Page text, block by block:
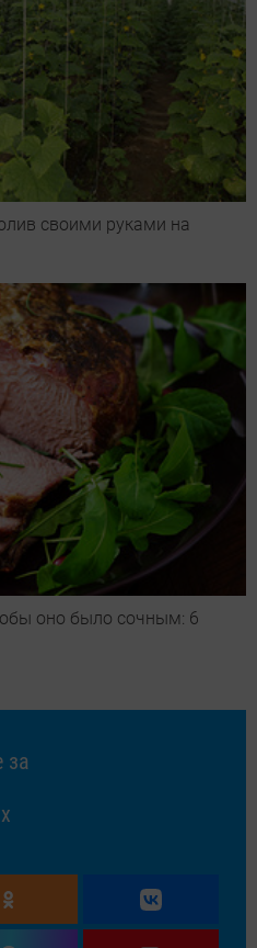
своими руками на
оно было сочным: 6
за